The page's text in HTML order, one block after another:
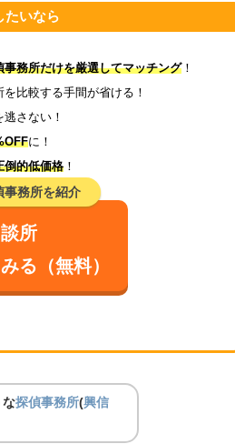
たいなら
事務所だけを厳選してマッチング！
比較する手間が省ける！
さない！
に！
倒的低価格！
事務所を紹介
所
る（無料）
な探偵事務所(興信